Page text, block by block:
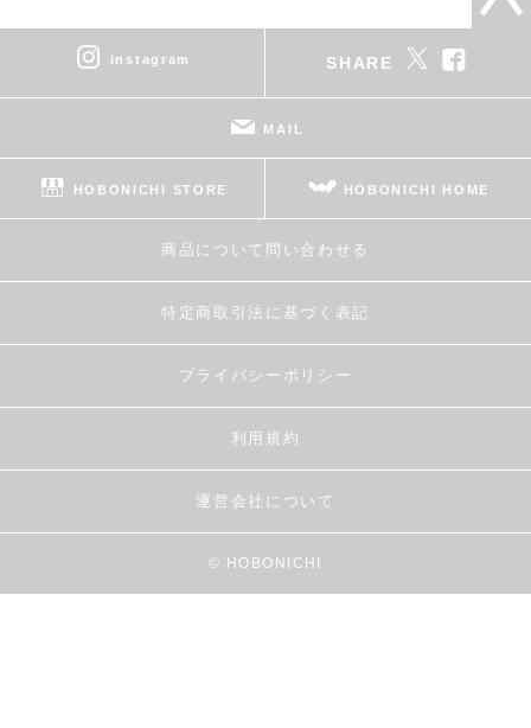
instagram SHARE
MAIL
HOBONICHI STORE HOBONICHI HOME
商品について問い合わせる
特定商取引法に基づく表記
プライバシーポリシー
利用規約
運営会社について
© HOBONICHI